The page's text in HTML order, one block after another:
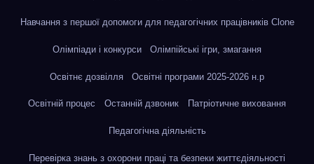
Навчання з першої допомоги для педагогічних працівників Clone
Олімпіади і конкурси Олімпійські ігри, змагання
Освітнє дозвілля Освітні програми 2025-2026 н.р
Освітній процес Останній дзвоник Патріотичне виховання
Педагогічна діяльність
Перевірка знань з охорони праці та безпеки життєдіяльності